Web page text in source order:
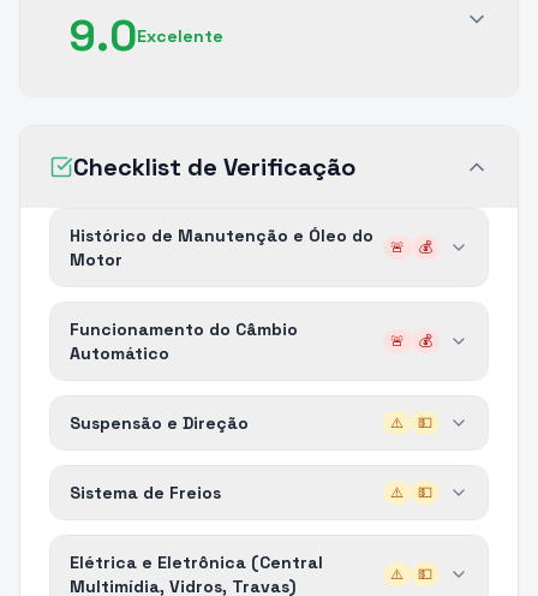
9.0Excelente
Checklist de Verificação
Histórico de Manutenção e Óleo do
Motor
🚨 💰
Funcionamento do Câmbio
Automático
🚨 💰
Suspensão e Direção ⚠️ 💵
Sistema de Freios ⚠️ 💵
Elétrica e Eletrônica (Central
Multimídia, Vidros, Travas)
⚠️ 💵